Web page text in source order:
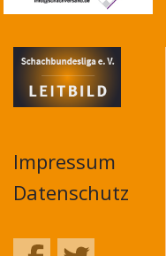
Impressum
Datenschutz